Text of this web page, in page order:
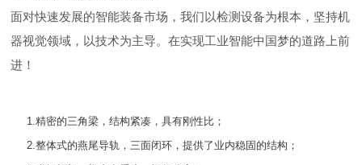
面对快速发展的智能装备市场，我们以检测设备为根本，坚持机
器视觉领域，以技术为主导。在实现工业智能中国梦的道路上前
进！
1.精密的三角梁，结构紧凑，具有刚性比；
2.整体式的燕尾导轨，三面闭环，提供了业内稳固的结构；